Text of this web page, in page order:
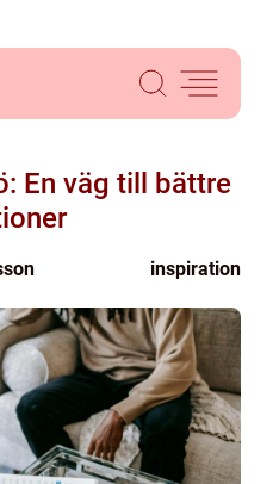
En väg till bättre
inspiration